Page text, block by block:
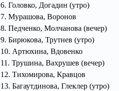
6. Головко, Догадин (утро)
7. Мурашова, Воронов
8. Педченко, Молчанова (вечер)
9. Бирюкова, Трутнев (утро)
10. Артюхина, Вдовенко
11. Трушина, Вахрушев (вечер)
12. Тихомирова, Кравцов
13. Багаутдинова, Глеклер (утро)